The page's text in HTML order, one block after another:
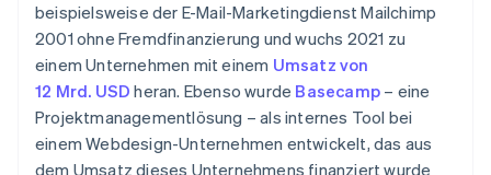
beispielsweise der E-Mail-Marketingdienst Mailchimp
2001 ohne Fremdfinanzierung und wuchs 2021 zu
einem Unternehmen mit einem Umsatz von
12 Mrd. USD heran. Ebenso wurde Basecamp – eine
Projektmanagementlösung – als internes Tool bei
einem Webdesign-Unternehmen entwickelt, das aus
dem Umsatz dieses Unternehmens finanziert wurde